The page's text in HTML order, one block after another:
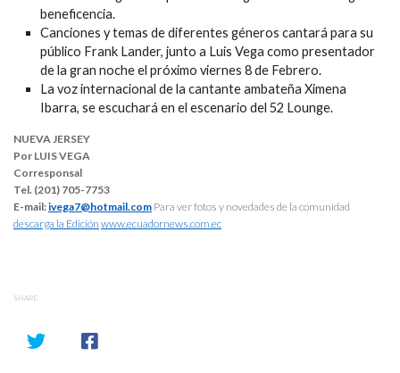
beneficencia.
Canciones y temas de diferentes géneros cantará para su
público Frank Lander, junto a Luis Vega como presentador
de la gran noche el próximo viernes 8 de Febrero.
La voz internacional de la cantante ambateña Ximena
Ibarra, se escuchará en el escenario del 52 Lounge.
NUEVA JERSEY
Por LUIS VEGA
Corresponsal
Tel. (201) 705-7753
E-mail:ivega7@hotmail.com Para ver fotos y novedades de la comunidad
descarga la Edición www.ecuadornews.com.ec
SHARE